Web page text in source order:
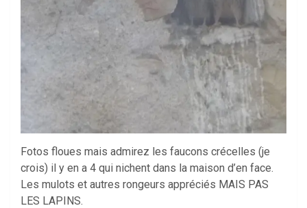
Fotos floues mais admirez les faucons crécelles (je
crois) il y en a 4 qui nichent dans la maison d’en face.
Les mulots et autres rongeurs appréciés MAIS PAS
LES LAPINS.